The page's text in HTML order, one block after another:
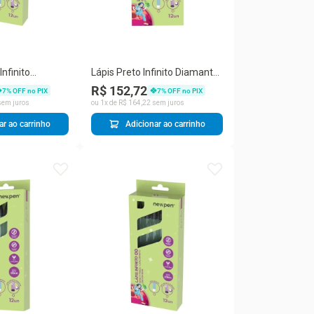
Infinito
Preto
7% OFF no PIX
juros
ao carrinho
Lápis Preto Infinito Diamante
Black Verde Newpen 100
Lápis
R$ 152,72 7% OFF no PIX
ou 1 x de R$ 164 22 sem juros
Adicionar ao carrinho